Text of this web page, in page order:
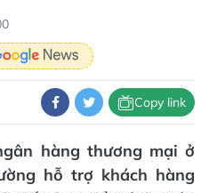
Copy link
hàng thương mại ở
hỗ trợ khách hàng